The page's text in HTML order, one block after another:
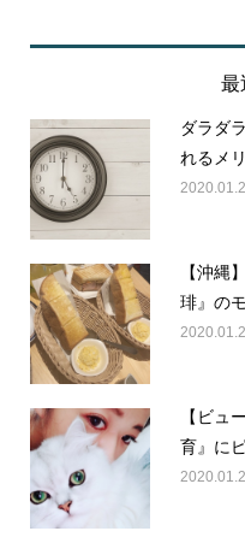
最
ダラダ
れるメ
【沖縄
琲』の
【ビュ
育』に